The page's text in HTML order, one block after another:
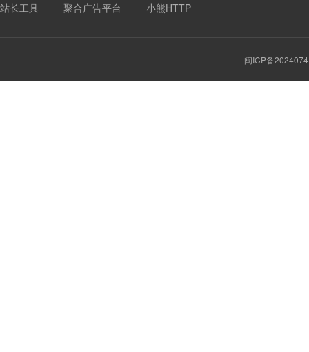
站长工具 聚合广告平台 小熊HTTP
闽ICP备